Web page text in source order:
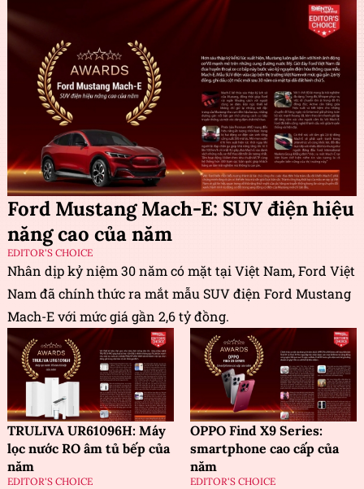
Ford Mustang Mach-E: SUV điện hiệu
năng cao của năm
EDITOR'S CHOICE
Nhân dịp kỷ niệm 30 năm có mặt tại Việt Nam, Ford Việt
Nam đã chính thức ra mắt mẫu SUV điện Ford Mustang
Mach-E với mức giá gần 2,6 tỷ đồng.
TRULIVA UR61096H: Máy
lọc nước RO âm tủ bếp của
năm
EDITOR'S CHOICE
OPPO Find X9 Series:
smartphone cao cấp của
năm
EDITOR'S CHOICE